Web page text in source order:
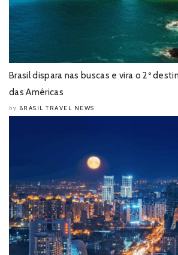
Brasil dispara nas buscas e vira o 2º
das Américas
by BRASIL TRAVEL NEWS